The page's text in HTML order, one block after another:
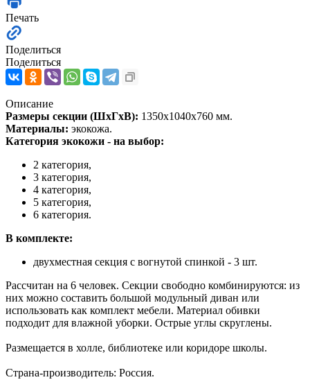
Печать
Поделиться
Поделиться
Описание
Размеры секции (ШхГхВ): 1350х1040х760 мм.
Материалы: экокожа.
Категория экокожи - на выбор:
2 категория,
3 категория,
4 категория,
5 категория,
6 категория.
В комплекте:
двухместная секция с вогнутой спинкой - 3 шт.
Рассчитан на 6 человек. Секции свободно комбинируются: из
них можно составить большой модульный диван или
использовать как комплект мебели. Материал обивки
подходит для влажной уборки. Острые углы скруглены.
Размещается в холле, библиотеке или коридоре школы.
Страна-производитель: Россия.